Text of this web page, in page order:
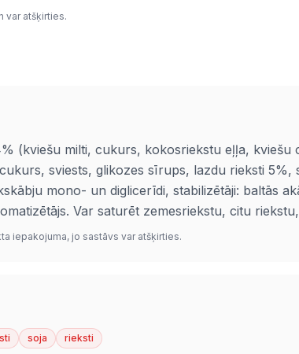
var atšķirties.
(kviešu milti, cukurs, kokosriekstu eļļa, kviešu
sviests, glikozes sīrups, lazdu rieksti
mono- un diglicerīdi, stabilizētāji: baltās
Var saturēt zemesriekstu, citu
iepakojuma, jo sastāvs var atšķirties.
soja rieksti